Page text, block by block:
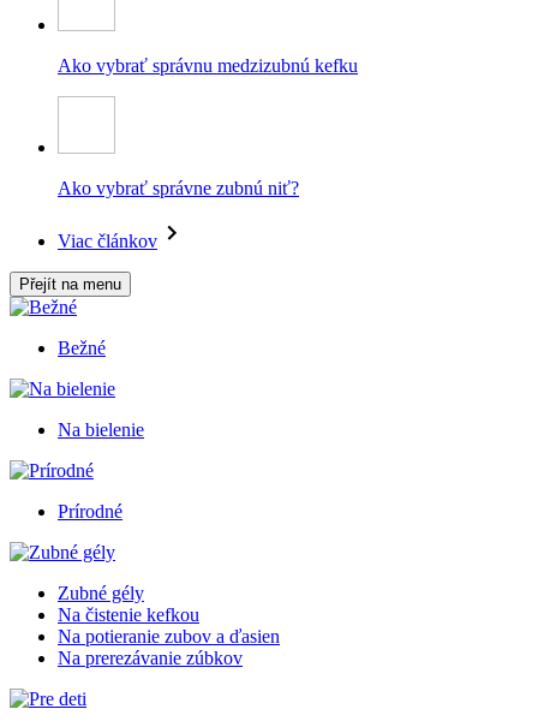
Ako vybrať správnu medzizubnú kefku
Ako vybrať správne zubnú niť?
Viac článkov
Přejít na menu
Bežné
Na bielenie
Prírodné
Zubné gély
Na čistenie kefkou
Na potieranie zubov a ďasien
Na prerezávanie zúbkov